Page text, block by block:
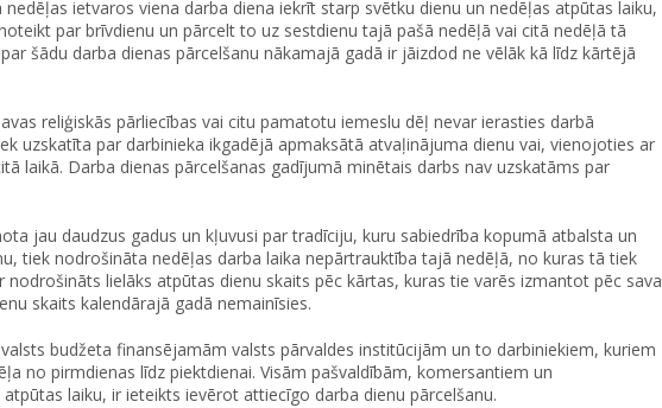
ietvaros viena darba diena iekrīt starp svētku dienu un nedēļas atpūtas laiku,
par brīvdienu un pārcelt to uz sestdienu tajā pašā nedēļā vai citā nedēļā tā
šādu darba dienas pārcelšanu nākamajā gadā ir jāizdod ne vēlāk kā līdz kārtējā
reliģiskās pārliecības vai citu pamatotu iemeslu dēļ nevar ierasties darbā
uzskatīta par darbinieka ikgadējā apmaksātā atvaļinājuma dienu vai, vienojoties ar
laikā. Darba dienas pārcelšanas gadījumā minētais darbs nav uzskatāms par
jau daudzus gadus un kļuvusi par tradīciju, kuru sabiedrība kopumā atbalsta un
tiek nodrošināta nedēļas darba laika nepārtrauktība tajā nedēļā, no kuras tā tiek
lielāks atpūtas dienu skaits pēc kārtas, kuras tie varēs izmantot pēc sava
skaits kalendārajā gadā nemainīsies.
budžeta finansējamām valsts pārvaldes institūcijām un to darbiniekiem, kuriem
no pirmdienas līdz piektdienai. Visām pašvaldībām, komersantiem un
laiku, ir ieteikts ievērot attiecīgo darba dienu pārcelšanu.